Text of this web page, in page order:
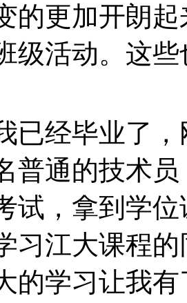
的更加开朗
级活动。这
经毕业了，
普通的技术
试，拿到学
习江大课程
的学习让我